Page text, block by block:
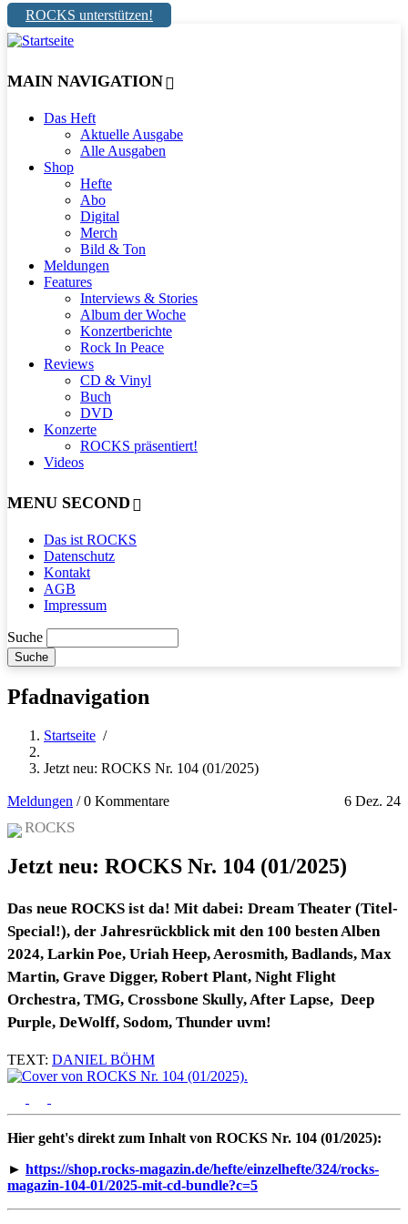
ROCKS unterstützen!
MAIN NAVIGATION
Das Heft
Aktuelle Ausgabe
Alle Ausgaben
Shop
Hefte
Abo
Digital
Merch
Bild & Ton
Meldungen
Features
Interviews & Stories
Album der Woche
Konzertberichte
Rock In Peace
Reviews
CD & Vinyl
Buch
DVD
Konzerte
ROCKS präsentiert!
Videos
MENU SECOND
Das ist ROCKS
Datenschutz
Kontakt
AGB
Impressum
Suche
Pfadnavigation
Startseite /
Jetzt neu: ROCKS Nr. 104 (01/2025)
Meldungen 6 Dez. 24
/0 Kommentare
ROCKS
Jetzt neu: ROCKS Nr. 104 (01/2025)
Das neue ROCKS ist da! Mit dabei: Dream Theater (Titel-
Special!), der Jahresrückblick mit den 100 besten Alben
2024, Larkin Poe, Uriah Heep, Aerosmith, Badlands, Max
Martin, Grave Digger, Robert Plant, Night Flight
Orchestra, TMG, Crossbone Skully, After Lapse, Deep
Purple, DeWolff, Sodom, Thunder uvm!
TEXT: DANIEL BÖHM
Hier geht's direkt zum Inhalt von ROCKS Nr. 104 (01/2025):
► https://shop.rocks-magazin.de/hefte/einzelhefte/324/rocks-
magazin-104-01/2025-mit-cd-bundle?c=5